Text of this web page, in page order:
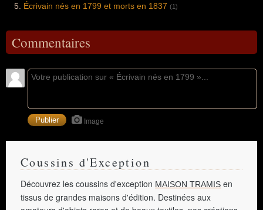
Écrivain nés en 1799 et morts en 1837 (1)
Commentaires
Image
Coussins d'Exception
Découvrez les coussins d'exception MAISON TRAMIS en
tissus de grandes maisons d'édition. Destinées aux